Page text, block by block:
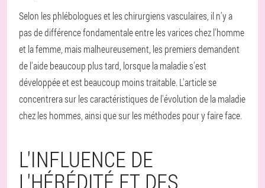
Selon les phlébologues et les chirurgiens vasculaires, il n'y a
pas de différence fondamentale entre les varices chez l'homme
et la femme, mais malheureusement, les premiers demandent
de l'aide beaucoup plus tard, lorsque la maladie s'est
développée et est beaucoup moins traitable. L'article se
concentrera sur les caractéristiques de l'évolution de la maladie
chez les hommes, ainsi que sur les méthodes pour y faire face.
L'INFLUENCE DE
L'HÉRÉDITÉ ET DES